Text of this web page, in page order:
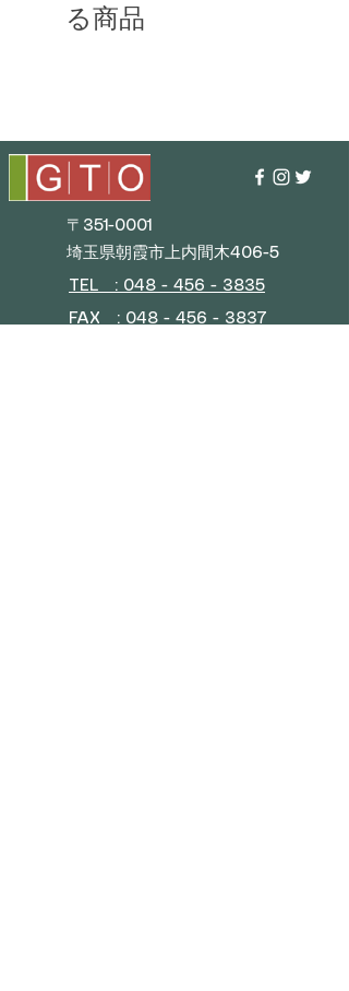
る商品
〒351-0001
埼玉県朝霞市上内間木406-5
TEL : 048 - 456 - 3835​
FAX : 048 - 456 - 3837